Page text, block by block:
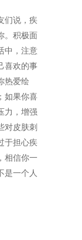
们说，疾
。积极面
中，注意
喜欢的事
热爱绘
如果你喜
力，增强
对皮肤刺
于担心疾
相信你一
是一个人